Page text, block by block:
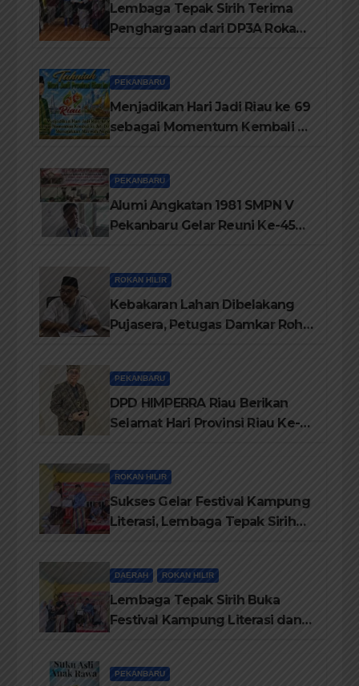
Lembaga Tepak Sirih Terima
Penghargaan dari DP3A Rokan
PEKANBARU
Menjadikan Hari Jadi Riau ke 69
sebagai Momentum Kembali ke
PEKANBARU
Alumi Angkatan 1981 SMPN V
Pekanbaru Gelar Reuni Ke-45
ROKAN HILIR
Kebakaran Lahan Dibelakang
Pujasera, Petugas Damkar Rohil
PEKANBARU
DPD HIMPERRA Riau Berikan
Selamat Hari Provinsi Riau Ke-
ROKAN HILIR
Sukses Gelar Festival Kampung
Literasi, Lembaga Tepak Sirih
DAERAH ROKAN HILIR
Lembaga Tepak Sirih Buka
Festival Kampung Literasi dan
PEKANBARU